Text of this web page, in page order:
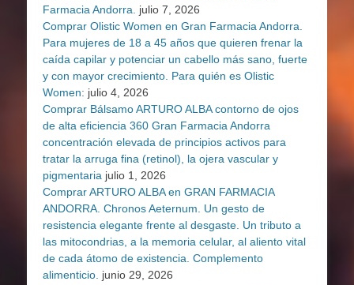
Farmacia Andorra.
julio 7, 2026
Comprar Olistic Women en Gran Farmacia Andorra.
Para mujeres de 18 a 45 años que quieren frenar la
caída capilar y potenciar un cabello más sano, fuerte
y con mayor crecimiento. Para quién es Olistic
Women: julio 4, 2026
Comprar Bálsamo ARTURO ALBA contorno de ojos
de alta eficiencia 360 Gran Farmacia Andorra
concentración elevada de principios activos para
tratar la arruga fina (retinol), la ojera vascular y
pigmentaria julio 1, 2026
Comprar ARTURO ALBA en GRAN FARMACIA
ANDORRA. Chronos Aeternum. Un gesto de
resistencia elegante frente al desgaste. Un tributo a
las mitocondrias, a la memoria celular, al aliento vital
de cada átomo de existencia. Complemento
alimenticio. junio 29, 2026